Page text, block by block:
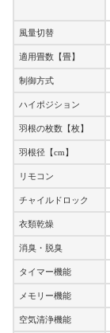
風量切替
適用畳数【畳】
制御方式
ハイポジション
羽根の枚数【枚】
羽根径【cm】
リモコン
チャイルドロック
衣類乾燥
消臭・脱臭
タイマー機能
メモリー機能
空気清浄機能